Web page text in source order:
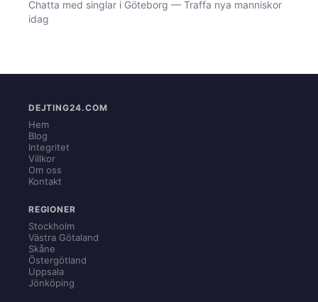
Chatta med singlar i Göteborg — Traffa nya manniskor
idag
DEJTING24.COM
Hem
Blog
Integritet
Villkor
Om oss
Kontakt
REGIONER
Stockholm
Västra Götaland
Skåne
Östergötland
Uppsala
Jönköping